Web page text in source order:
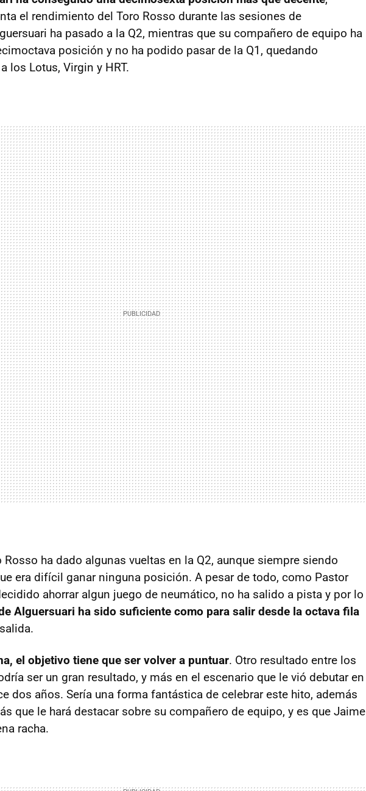
el rendimiento del Toro Rosso durante las sesiones de
ha pasado a la Q2, mientras que su compañero de equipo ha
posición y no ha podido pasar de la Q1, quedando
los Lotus, Virgin y HRT.
Rosso ha dado algunas vueltas en la Q2, aunque siempre siendo
era difícil ganar ninguna posición. A pesar de todo, como Pastor
ahorrar algun juego de neumático, no ha salido a pista y por lo
Alguersuari ha sido suficiente como para salir desde la octava fila
el objetivo tiene que ser volver a puntuar. Otro resultado entre los
ser un gran resultado, y más en el escenario que le vió debutar en
dos años. Sería una forma fantástica de celebrar este hito, además
que le hará destacar sobre su compañero de equipo, y es que Jaime
racha.